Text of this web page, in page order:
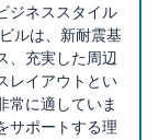
ジネススタイル
ルは、新耐震基
、充実した周辺
レイアウトとい
常に適していま
サポートする理